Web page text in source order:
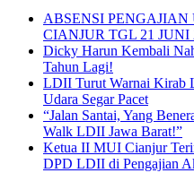
ABSENSI
CIANJUR TGL 21 JUNI
Dicky Harun Kembali
Tahun Lagi!
LDII Turut Warnai Kirab
Udara Segar Pacet
“Jalan Santai, Yang
Walk LDII Jawa Barat!”
Ketua II MUI Cianjur
DPD LDII di Pengajian